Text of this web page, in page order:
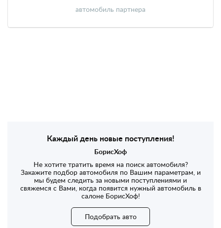
автомобиль партнера
Каждый день новые поступления!
БорисХоф
Не хотите тратить время на поиск автомобиля?
Закажите подбор автомобиля по Вашим параметрам, и
мы будем следить за новыми поступлениями и
свяжемся с Вами, когда появится нужный автомобиль в
салоне БорисХоф!
Подобрать авто